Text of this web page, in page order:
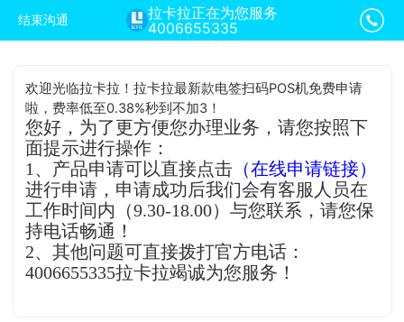
结束沟通
拉卡拉正在为您服务
4006655335
欢迎光临拉卡拉！拉卡拉最新款电签扫码POS机免费申请
啦，费率低至0.38%秒到不加3！
您好，为了更方便您办理业务，请您按照下
面提示进行操作：
1、产品申请可以直接点击 （在线申请链接）
进行申请，申请成功后我们会有客服人员在
工作时间内（9.30-18.00）与您联系，请您保
持电话畅通！
2、其他问题可直接拨打官方电话：
4006655335拉卡拉竭诚为您服务！